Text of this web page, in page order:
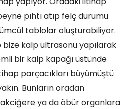
pıhtı atıp felç durumu
tablolar oluşturabiliyor.
bize kalp ultrasonu yapılarak
bir kalp kapağı üstünde
parçacıkları büyümüştü
Bunların oradan
ya da öbür organlara